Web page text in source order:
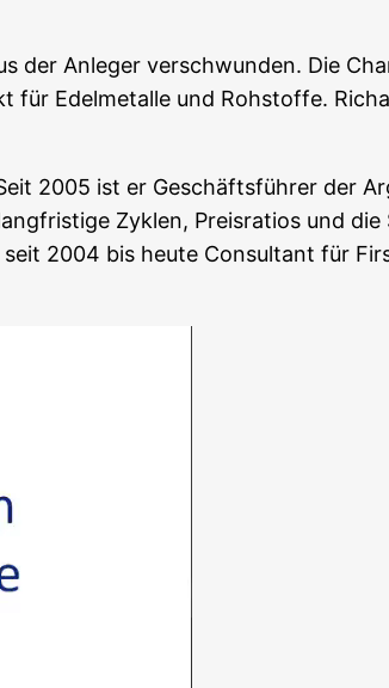
der Anle­ger ver­schwun­den. Die
für Edel­me­tal­le und Roh­stof­fe.
2005 ist er Geschäfts­füh­rer der
Zyklen, Preis­ra­ti­os und
2004 bis heu­te Con­sul­tant für